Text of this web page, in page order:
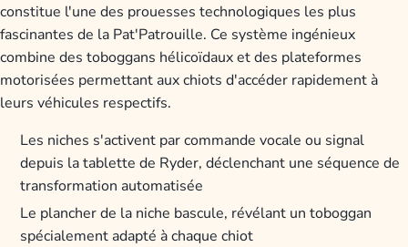
constitue l'une des prouesses technologiques les plus
fascinantes de la Pat'Patrouille. Ce système ingénieux
combine des toboggans hélicoïdaux et des plateformes
motorisées permettant aux chiots d'accéder rapidement à
leurs véhicules respectifs.
Les niches s'activent par commande vocale ou signal
depuis la tablette de Ryder, déclenchant une séquence de
transformation automatisée
Le plancher de la niche bascule, révélant un toboggan
spécialement adapté à chaque chiot